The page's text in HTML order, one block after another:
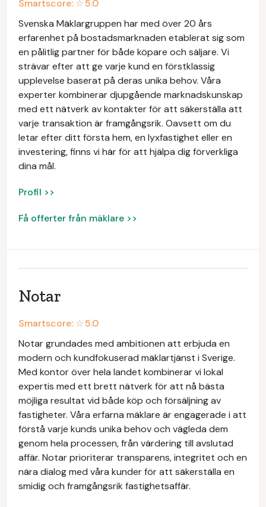
Smartscore: ☆5.0
Svenska Mäklargruppen har med över 20 års
erfarenhet på bostadsmarknaden etablerat sig som
en pålitlig partner för både köpare och säljare. Vi
strävar efter att ge varje kund en förstklassig
upplevelse baserat på deras unika behov. Våra
experter kombinerar djupgående marknadskunskap
med ett nätverk av kontakter för att säkerställa att
varje transaktion är framgångsrik. Oavsett om du
letar efter ditt första hem, en lyxfastighet eller en
investering, finns vi här för att hjälpa dig förverkliga
dina mål.
Profil >>
Få offerter från mäklare >>
Notar
Smartscore: ☆5.0
Notar grundades med ambitionen att erbjuda en
modern och kundfokuserad mäklartjänst i Sverige.
Med kontor över hela landet kombinerar vi lokal
expertis med ett brett nätverk för att nå bästa
möjliga resultat vid både köp och försäljning av
fastigheter. Våra erfarna mäklare är engagerade i att
förstå varje kunds unika behov och vägleda dem
genom hela processen, från värdering till avslutad
affär. Notar prioriterar transparens, integritet och en
nära dialog med våra kunder för att säkerställa en
smidig och framgångsrik fastighetsaffär.